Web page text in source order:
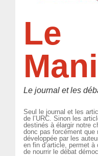
Le
Le journal et les
Seul le journal et les
de l’URC. Sinon les
destinés à élargir notre
donc pas forcément que
développée par les
en fin d’article, permet
de nourrir le débat